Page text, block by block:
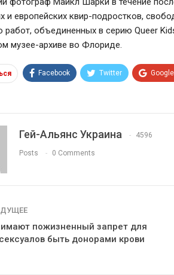
и европейских квир-подростков,
работ, объединенных в серию Queer
музее-архиве во Флориде.
Facebook Twitter
Гей-Альянс Украина 4596
Posts 0 Comments
пожизненный запрет для
быть донорами крови